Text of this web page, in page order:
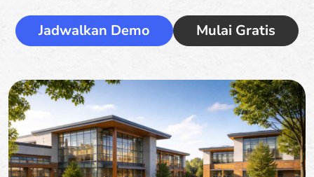
Jadwalkan Demo Mulai Gratis